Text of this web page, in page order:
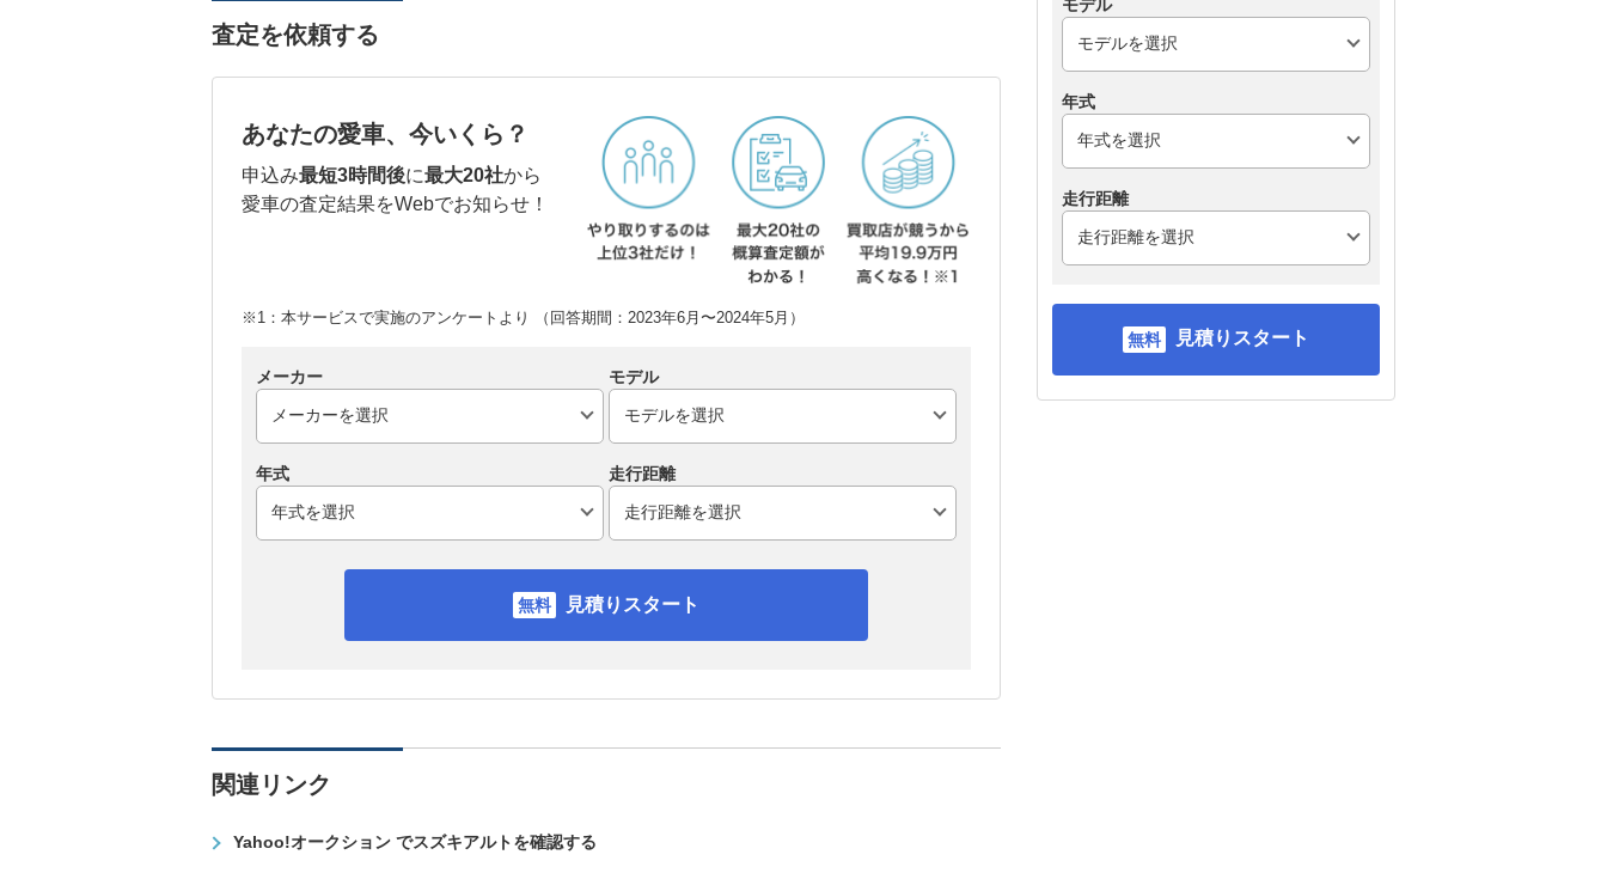
査定を依頼する
あなたの愛車、今いくら？
申込み最短3時間後に最大20社から
愛車の査定結果をWebでお知らせ！
※1：本サービスで実施のアンケートより （回答期間：2023年6月〜2024年5月）
メーカー モデル
年式 走行距離
見積りスタート
関連リンク
Yahoo!オークション でスズキアルトを確認する
モデル
年式
走行距離
見積りスタート